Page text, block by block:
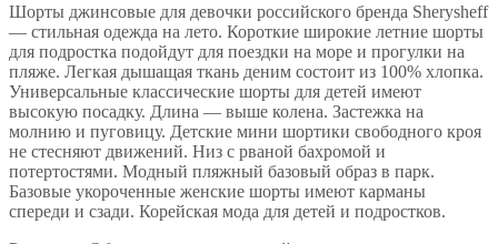
Шорты джинсовые для девочки российского бренда Sherysheff
— стильная одежда на лето. Короткие широкие летние шорты
для подростка подойдут для поездки на море и прогулки на
пляже. Легкая дышащая ткань деним состоит из 100% хлопка.
Универсальные классические шорты для детей имеют
высокую посадку. Длина — выше колена. Застежка на
молнию и пуговицу. Детские мини шортики свободного кроя
не стесняют движений. Низ с рваной бахромой и
потертостями. Модный пляжный базовый образ в парк.
Базовые укороченные женские шорты имеют карманы
спереди и сзади. Корейская мода для детей и подростков.